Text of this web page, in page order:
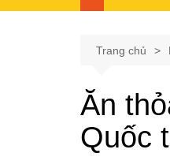
Trang chủ
Ăn
Quốc